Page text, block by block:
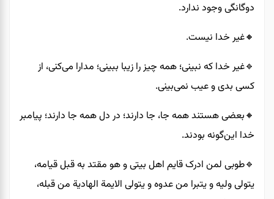
دوگانگی وجود ندارد.
🔸️غیر خدا نیست.
🔹️غیر خدا که نبینی؛ همه چیز را زیبا ببینی؛ مدارا می‌کنی، از
کسی بدی و عیب نمی‌بینی.
🔸️بعضی هستند همه جا، جا دارند؛ در دل همه جا دارند؛ پیامبر
خدا این‌گونه بودند.
🔹️طوبی لمن ادرک قایم اهل بیتی و هو مقتد به قبل قیامه،
یتولی ولیه و یتبرا من عدوه و یتولی الایمة الهادیة من قبله،